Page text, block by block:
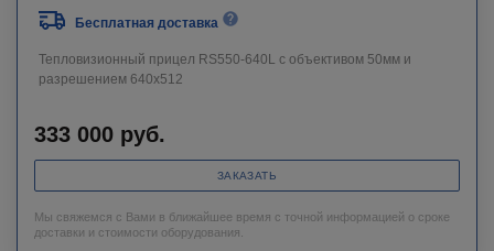
Бесплатная доставка
Тепловизионный прицел RS550-640L c объективом 50мм и
разрешением 640х512
333 000 руб.
ЗАКАЗАТЬ
Мы свяжемся с Вами в ближайшее время с точной информацией о сроке
доставки и стоимости оборудования.